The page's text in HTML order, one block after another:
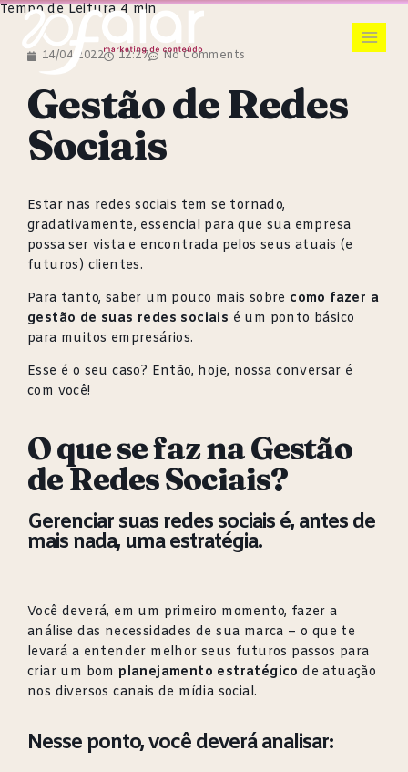
14/04/2022 12:27 No Comments
Gestão de Redes
Sociais
Estar nas redes sociais tem se tornado,
gradativamente, essencial para que sua empresa
possa ser vista e encontrada pelos seus atuais (e
futuros) clientes.
Para tanto, saber um pouco mais sobre como fazer a
gestão de suas redes sociais é um ponto básico
para muitos empresários.
Esse é o seu caso? Então, hoje, nossa conversar é
com você!
O que se faz na Gestão
de Redes Sociais?
Gerenciar suas redes sociais é, antes de
mais nada, uma estratégia.
Você deverá, em um primeiro momento, fazer a
análise das necessidades de sua marca – o que te
levará a entender melhor seus futuros passos para
criar um bomplanejamento estratégico de atuação
nos diversos canais de mídia social.
Nesse ponto, você deverá analisar: